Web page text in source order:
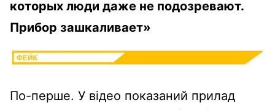
которых люди даже не подозревают.
Прибор зашкаливает»
По-перше. У відео показаний прилад